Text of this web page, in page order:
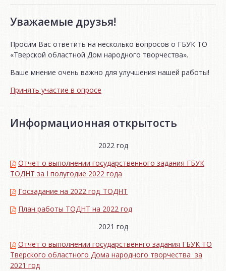
Уважаемые друзья!
Просим Вас ответить на несколько вопросов о ГБУК ТО
«Тверской областной Дом народного творчества».
Ваше мнение очень важно для улучшения нашей работы!
Принять участие в опросе
Информационная открытость
2022 год
Отчет о выполнении государственного задания ГБУК
ТОДНТ за I полугодие 2022 года
Госзадание на 2022 год_ТОДНТ
План работы ТОДНТ на 2022 год
2021 год
Отчет о выполнении государственнго задания ГБУК ТО
Тверского областного Дома народного творчества за
2021 год